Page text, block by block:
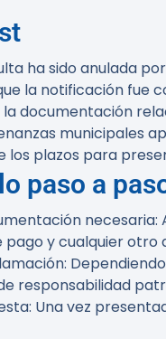
ha sido anulada
la notificación fue
documentación
municipales
los plazos para
paso a
necesaria:
pago y cualquier
:
responsabilidad
: Una vez